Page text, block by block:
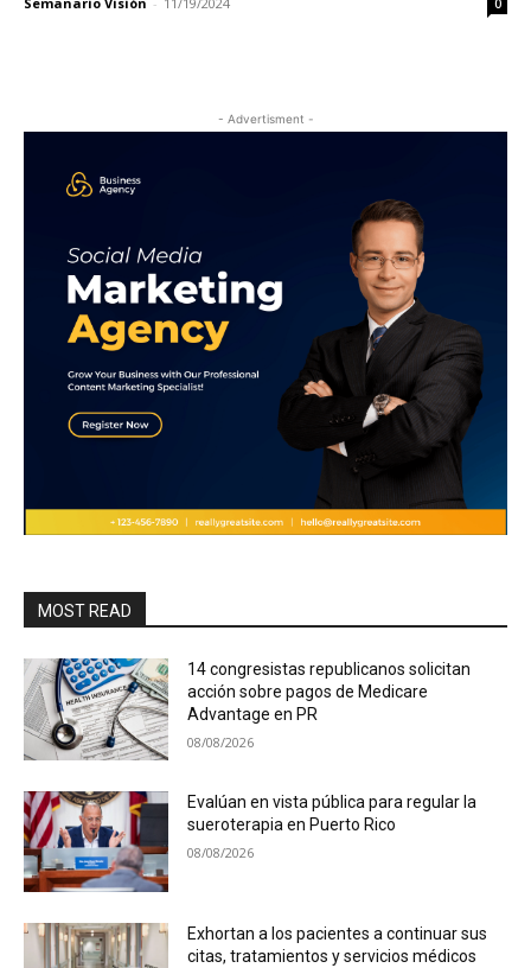
0
- Advertisment -
MOST READ
14 congresistas republicanos solicitan
acción sobre pagos de Medicare
Advantage en PR
08/08/2026
Evalúan en vista pública para regular la
sueroterapia en Puerto Rico
08/08/2026
Exhortan a los pacientes a continuar sus
citas, tratamientos y servicios médicos